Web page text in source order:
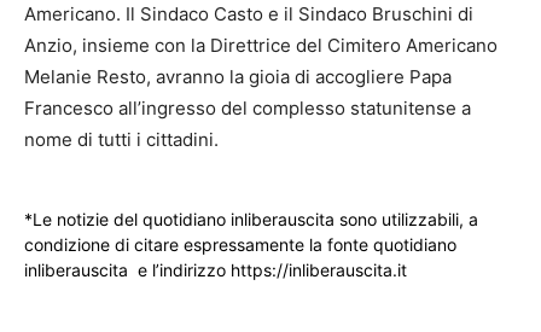
Americano. Il Sindaco Casto e il Sindaco Bruschini di
Anzio, insieme con la Direttrice del Cimitero Americano
Melanie Resto, avranno la gioia di accogliere Papa
Francesco all’ingresso del complesso statunitense a
nome di tutti i cittadini.
*Le notizie del quotidiano inliberauscita sono utilizzabili, a
condizione di citare espressamente la fonte quotidiano
inliberauscita e l’indirizzo https://inliberauscita.it